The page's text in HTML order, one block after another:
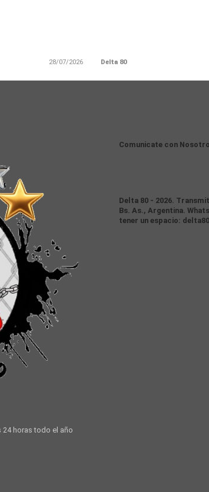
28/07/2026 Delta 80
24 horas todo el año
Comunicate con
Delta 80 - 2026.
Bs. As., Argentina.
tener un espacio: